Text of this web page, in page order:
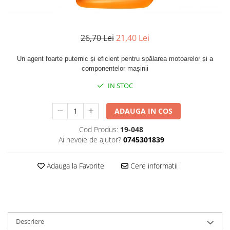
Curatare suprafete
Antistropi sudura
Alte accesorii
Becuri si sigurante auto
26,70 Lei21,40 Lei
Un agent foarte puternic și eficient pentru spălarea motoarelor și a
componentelor mașinii
IN STOC
ADAUGA IN COS
Cod Produs: 19-048
Ai nevoie de ajutor? 0745301839
Adauga la Favorite Cere informatii
Descriere